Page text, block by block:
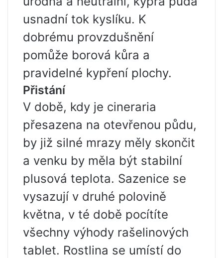
usnadní tok kyslíku. K
dobrému provzdušnění
pomůže borová kůra a
pravidelné kypření plochy.
Přistání
V době, kdy je cineraria
přesazena na otevřenou půdu,
by již silné mrazy měly skončit
a venku by měla být stabilní
plusová teplota. Sazenice se
vysazují v druhé polovině
května, v té době pocítíte
všechny výhody rašelinových
tablet. Rostlina se umístí do